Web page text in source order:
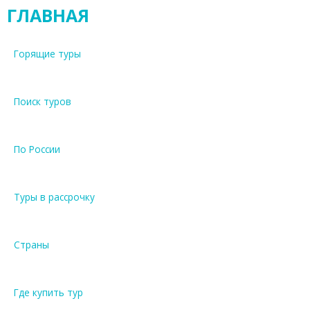
ГЛАВНАЯ
Горящие туры
Поиск туров
По России
Туры в рассрочку
Страны
Где купить тур